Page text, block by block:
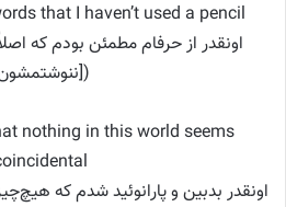
that I haven’t used a pencil
[ننوشتمشون])
nothing in this world seems